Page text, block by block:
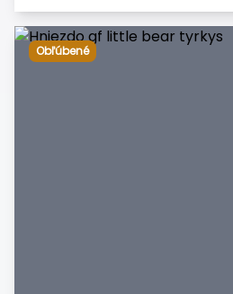
Obľúbené